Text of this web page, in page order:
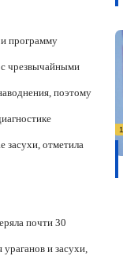
программу
чрезвычайными
поэтому
засухи, отметила
почти 30
ураганов и засухи,